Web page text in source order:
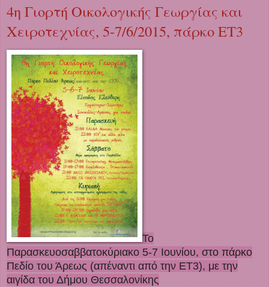
4η Γιορτή Οικολογικής Γεωργίας και
Χειροτεχνίας, 5-7/6/2015, πάρκο ΕΤ3
Το
Παρασκευοσαββατοκύριακο 5-7 Ιουνίου, στο πάρκο
Πεδίο του Άρεως (απέναντι από την ΕΤ3), με την
αιγίδα του Δήμου Θεσσαλονίκης